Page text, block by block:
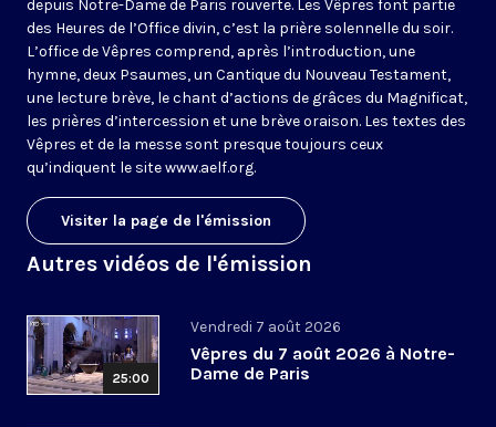
depuis Notre-Dame de Paris rouverte. Les Vêpres font partie
des Heures de l’Office divin, c’est la prière solennelle du soir.
L’office de Vêpres comprend, après l’introduction, une
hymne, deux Psaumes, un Cantique du Nouveau Testament,
une lecture brève, le chant d’actions de grâces du Magnificat,
les prières d’intercession et une brève oraison. Les textes des
Vêpres et de la messe sont presque toujours ceux
qu’indiquent le sitewww.aelf.org.
Visiter la page de l'émission
Autres vidéos de l'émission
25:00
Vendredi 7 août 2026
Vêpres du 7 août 2026 à Notre-
Dame de Paris